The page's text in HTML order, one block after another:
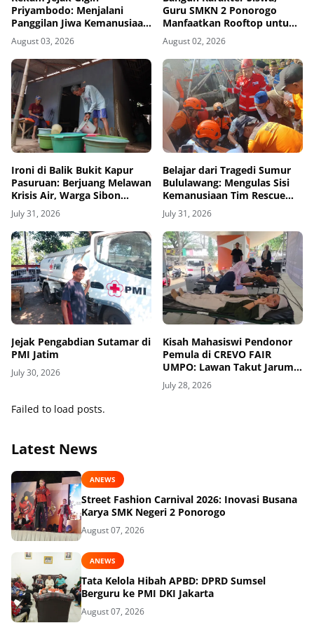
Priyambodo: Menjalani
Panggilan Jiwa Kemanusiaan
dari Bangku Sekolah hingga
Purna Tugas di PMI
August 03, 2026
Guru SMKN 2 Ponorogo
Manfaatkan Rooftop untuk
Ketahanan Pangan
August 02, 2026
Ironi di Balik Bukit Kapur
Pasuruan: Berjuang Melawan
Krisis Air, Warga Sibon
Bertahan Hidup Lewat
Selang Kemanusiaan
July 31, 2026
Belajar dari Tragedi Sumur
Bululawang: Mengulas Sisi
Kemanusiaan Tim Rescue
dan Pentingnya Amankan
Sumur Aktif di Permukiman
July 31, 2026
Jejak Pengabdian Sutamar di
PMI Jatim
July 30, 2026
Kisah Mahasiswi Pendonor
Pemula di CREVO FAIR
UMPO: Lawan Takut Jarum
Suntik demi Kemanusiaan
July 28, 2026
Failed to load posts.
Latest News
ANEWS
Street Fashion Carnival 2026: Inovasi Busana
Karya SMK Negeri 2 Ponorogo
August 07, 2026
ANEWS
Tata Kelola Hibah APBD: DPRD Sumsel
Berguru ke PMI DKI Jakarta
August 07, 2026